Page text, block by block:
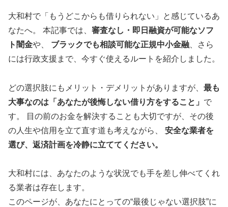
大和村で「もうどこからも借りられない」と感じているあ
なたへ。 本記事では、 審査なし・即日融資が可能なソフ
ト闇金や、 ブラックでも相談可能な正規中小金融 、さら
には行政支援まで、今すぐ使えるルートを紹介しました。
どの選択肢にもメリット・デメリットがありますが、 最も
大事なのは「あなたが後悔しない借り方をすること」 で
す。 目の前のお金を解決することも大切ですが、その後
の人生や信用を立て直す道も考えながら、 安全な業者を
選び、返済計画を冷静に立ててください。
大和村には、あなたのような状況でも手を差し伸べてくれ
る業者は存在します。
このページが、あなたにとっての“最後じゃない選択肢”に